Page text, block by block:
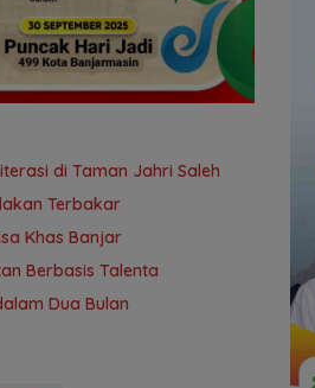
di Taman Jahri Saleh
Terbakar
Khas Banjar
Berbasis Talenta
Dua Bulan